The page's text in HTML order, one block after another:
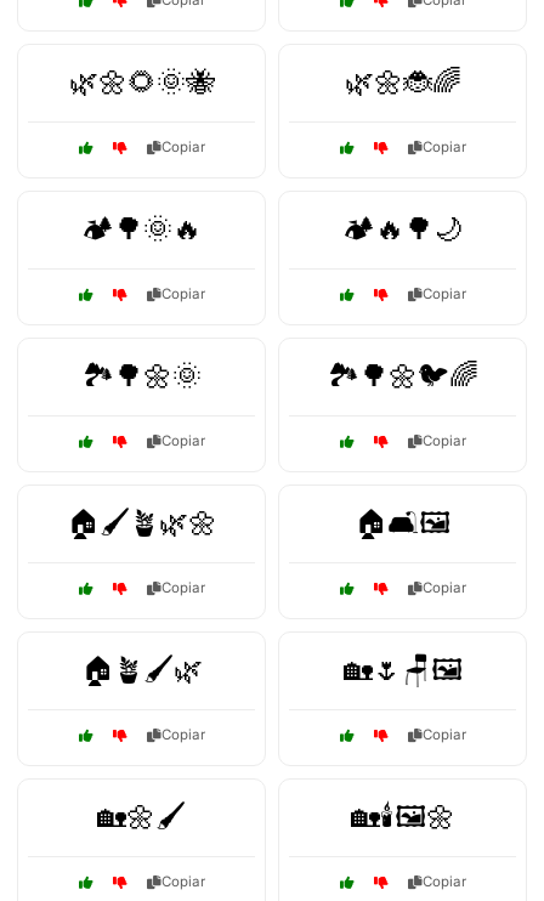
🌿🌼🌻🌞🐝
Copiar
🌿🌼🐞🌈
Copiar
🏕️🌳🌞🔥
Copiar
🏕️🔥🌳🌙
Copiar
🏞️🌳🌼🌞
Copiar
🏞️🌳🌼🐦🌈
Copiar
🏠🖌️🪴🌿🌼
Copiar
🏠🛋️🖼️
Copiar
🏠🪴🖌️🌿
Copiar
🏡🌷🪑🖼️
Copiar
🏡🌼🖌️
Copiar
🏡🕯️🖼️🌼
Copiar